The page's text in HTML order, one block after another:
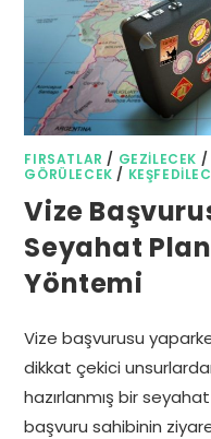
FIRSATLAR / GEZILECEK /
GÖRÜLECEK /
Vize
Seyahat
Yöntemi
Vize başvurusu
dikkat çekici
hazırlanmış bir
başvuru sahibinin